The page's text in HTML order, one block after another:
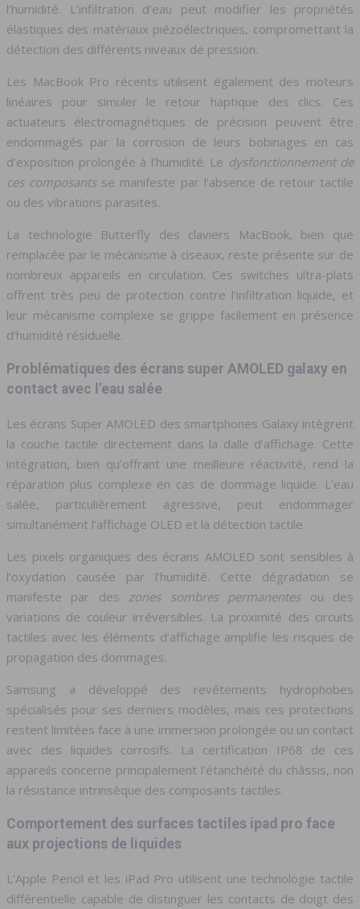
l’humidité. L’infiltration d’eau peut modifier les propriétés
élastiques des matériaux piézoélectriques, compromettant la
détection des différents niveaux de pression.
Les MacBook Pro récents utilisent également des moteurs
linéaires pour simuler le retour haptique des clics. Ces
actuateurs électromagnétiques de précision peuvent être
endommagés par la corrosion de leurs bobinages en cas
d’exposition prolongée à l’humidité. Le dysfonctionnement de
ces composants se manifeste par l’absence de retour tactile
ou des vibrations parasites.
La technologie Butterfly des claviers MacBook, bien que
remplacée par le mécanisme à ciseaux, reste présente sur de
nombreux appareils en circulation. Ces switches ultra-plats
offrent très peu de protection contre l’infiltration liquide, et
leur mécanisme complexe se grippe facilement en présence
d’humidité résiduelle.
Problématiques des écrans super AMOLED galaxy en
contact avec l’eau salée
Les écrans Super AMOLED des smartphones Galaxy intègrent
la couche tactile directement dans la dalle d’affichage. Cette
intégration, bien qu’offrant une meilleure réactivité, rend la
réparation plus complexe en cas de dommage liquide. L’eau
salée, particulièrement agressive, peut endommager
simultanément l’affichage OLED et la détection tactile.
Les pixels organiques des écrans AMOLED sont sensibles à
l’oxydation causée par l’humidité. Cette dégradation se
manifeste par des zones sombres permanentes ou des
variations de couleur irréversibles. La proximité des circuits
tactiles avec les éléments d’affichage amplifie les risques de
propagation des dommages.
Samsung a développé des revêtements hydrophobes
spécialisés pour ses derniers modèles, mais ces protections
restent limitées face à une immersion prolongée ou un contact
avec des liquides corrosifs. La certification IP68 de ces
appareils concerne principalement l’étanchéité du châssis, non
la résistance intrinsèque des composants tactiles.
Comportement des surfaces tactiles ipad pro face
aux projections de liquides
L’Apple Pencil et les iPad Pro utilisent une technologie tactile
différentielle capable de distinguer les contacts de doigt des